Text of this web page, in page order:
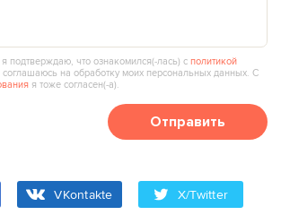
подтверждаю, что ознакомился(‑лась) сполитикой
соглашаюсь на обработку моих персональных данных. С
я тоже согласен(‑а).
Отправить
VKontakte X/Twitter